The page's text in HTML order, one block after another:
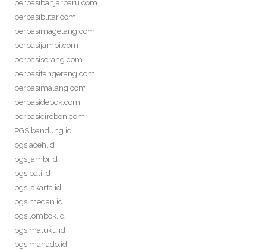
perbasibanjarbaru.com
perbasiblitar.com
perbasimagelang.com
perbasijambi.com
perbasiserang.com
perbasitangerang.com
perbasimalang.com
perbasidepok.com
perbasicirebon.com
PGSIbandung.id
pgsiaceh.id
pgsijambi.id
pgsibali.id
pgsijakarta.id
pgsimedan.id
pgsilombok.id
pgsimaluku.id
pgsimanado.id